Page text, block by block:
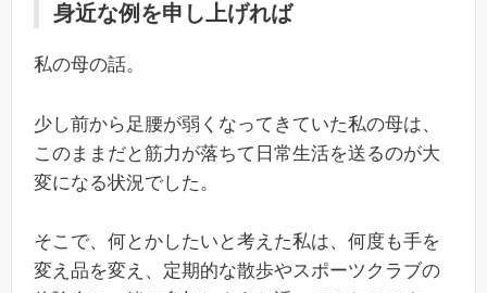
身近な例を申し上げれば
私の母の話。
少し前から足腰が弱くなってきていた私の母は、
このままだと筋力が落ちて日常生活を送るのが大
変になる状況でした。
そこで、何とかしたいと考えた私は、何度も手を
変え品を変え、定期的な散歩やスポーツクラブの